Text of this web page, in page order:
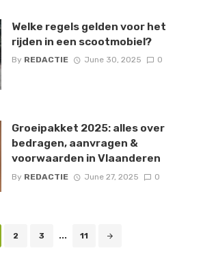
Welke regels gelden voor het
rijden in een scootmobiel?
By REDACTIE June 30, 2025 0
Groeipakket 2025: alles over
bedragen, aanvragen &
voorwaarden in Vlaanderen
By REDACTIE June 27, 2025 0
2 3 ... 11